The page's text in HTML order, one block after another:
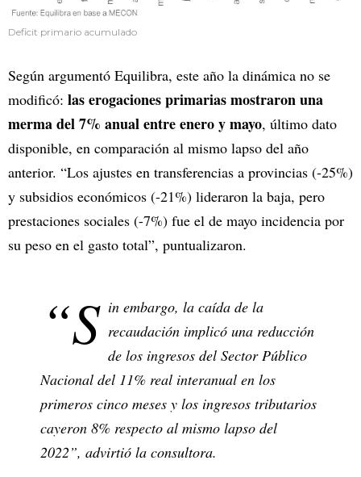
Deficit primario acumulado
Según argumentó Equilibra, este año la dinámica no se
modificó: las erogaciones primarias mostraron una
merma del 7% anual entre enero y mayo, último dato
disponible, en comparación al mismo lapso del año
anterior. “Los ajustes en transferencias a provincias (-25%)
y subsidios económicos (-21%) lideraron la baja, pero
prestaciones sociales (-7%) fue el de mayo incidencia por
su peso en el gasto total”, puntualizaron.
“S in embargo, la caída de la
recaudación implicó una reducción
de los ingresos del Sector Público
Nacional del 11% real interanual en los
primeros cinco meses y los ingresos tributarios
cayeron 8% respecto al mismo lapso del
2022”, advirtió la consultora.